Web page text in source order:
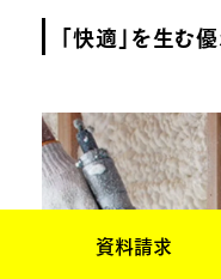
「快適」を生む
資料請求